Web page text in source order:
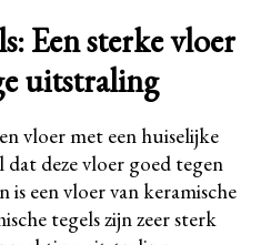
Een sterke vloer
uitstraling
vloer met een huiselijke
deze vloer goed tegen
is een vloer van keramische
tegels zijn zeer sterk